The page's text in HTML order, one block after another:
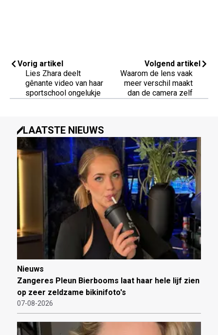
Vorig artikel
Lies Zhara deelt
gênante video van haar
sportschool ongelukje
Volgend artikel
Waarom de lens vaak
meer verschil maakt
dan de camera zelf
LAATSTE NIEUWS
Nieuws
Zangeres Pleun Bierbooms laat haar hele lijf zien
op zeer zeldzame bikinifoto's
07-08-2026